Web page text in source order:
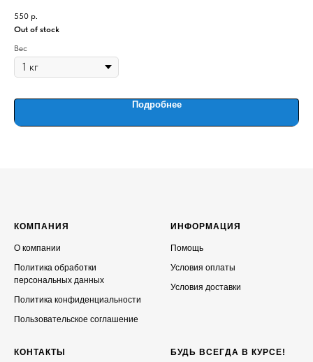
550 р.
Out of stock
Вес
Подробнее
КОМПАНИЯ
О компании
Политика обработки
персональных данных
Политика конфиденциальности
Пользовательское соглашение
ИНФОРМАЦИЯ
Помощь
Условия оплаты
Условия доставки
КОНТАКТЫ БУДЬ ВСЕГДА В КУРСЕ!